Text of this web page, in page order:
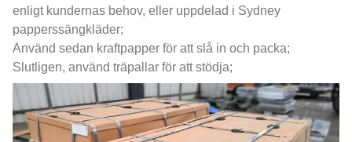
enligt kundernas behov, eller uppdelad i Sydney
papperssängkläder;
Använd sedan kraftpapper för att slå in och packa;
Slutligen, använd träpallar för att stödja;